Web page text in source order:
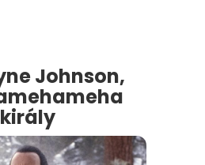
Johnson,
király